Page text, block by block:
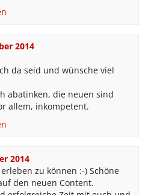
2014
da seid und wünsche viel
abatinken, die neuen sind
allem, inkompetent.
2014
zu können :-) Schöne
den neuen Content.